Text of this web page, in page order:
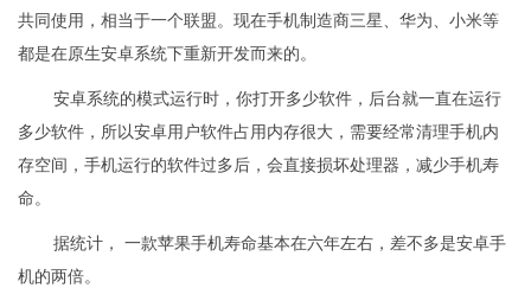
共同使用，相当于一个联盟。现在手机制造商三星、华为、小米等
都是在原生安卓系统下重新开发而来的。
安卓系统的模式运行时，你打开多少软件，后台就一直在运行
多少软件，所以安卓用户软件占用内存很大，需要经常清理手机内
存空间，手机运行的软件过多后，会直接损坏处理器，减少手机寿
命。
据统计， 一款苹果手机寿命基本在六年左右，差不多是安卓手
机的两倍。